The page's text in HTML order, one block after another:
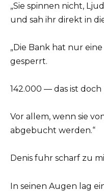
„Sie spinnen nicht,
und sah ihr direkt in
„Die Bank hat nur
gesperrt.
142.000 — das ist
Vor allem, wenn sie
abgebucht werden.“
Denis fuhr scharf zu
In seinen Augen lag